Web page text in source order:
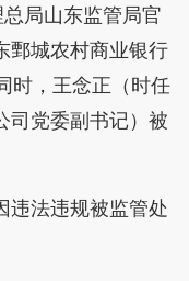
局山东监管局官
鄄城农村商业银行
时，王念正（时任
司党委副书记）被
违法违规被监管处